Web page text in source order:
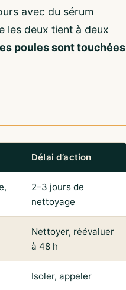
avec du sérum
les deux tient à deux
poules sont touchées
Délai d’action
2–3 jours de
nettoyage
Nettoyer, réévaluer
à 48 h
Isoler, appeler